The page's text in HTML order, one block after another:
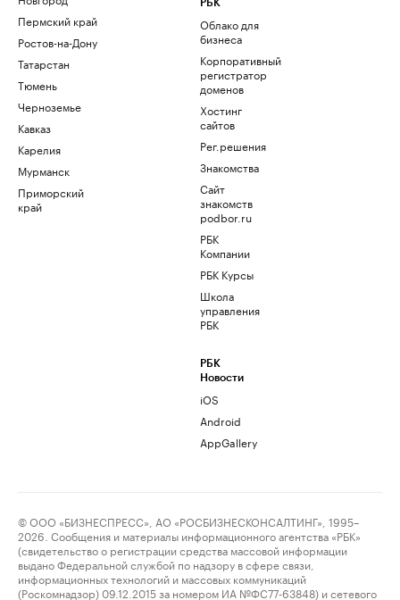
Пермский край
Ростов-на-Дону
Татарстан
Тюмень
Черноземье
Кавказ
Карелия
Мурманск
Приморский
край
РБК
Облако для
бизнеса
Корпоративный
регистратор
доменов
Хостинг
сайтов
Рег.решения
Знакомства
Сайт
знакомств
podbor.ru
РБК
Компании
РБК Курсы
Школа
управления
РБК
РБК
Новости
iOS
Android
AppGallery
© ООО «БИЗНЕСПРЕСС», АО «РОСБИЗНЕСКОНСАЛТИНГ», 1995–
2026. Сообщения и материалы информационного агентства «РБК»
(свидетельство о регистрации средства массовой информации
выдано Федеральной службой по надзору в сфере связи,
информационных технологий и массовых коммуникаций
(Роскомнадзор) 09.12.2015 за номером ИА №ФС77-63848) и сетевого